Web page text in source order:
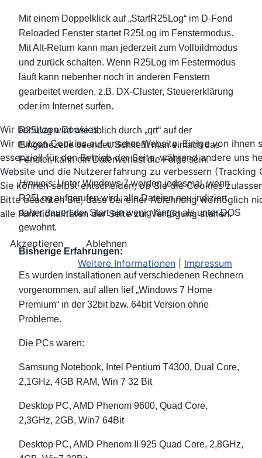
Mit einem Doppelklick auf „StartR25Log“ im D-Fend
Reloaded Fenster startet R25Log im Fenstermodus.
Mit Alt-Return kann man jederzeit zum Vollbildmodus
und zurück schalten. Wenn R25Log im Festermodus
läuft kann nebenher noch in anderen Fenstern
gearbeitet werden, z.B. DX-Cluster, Steuererklärung
oder im Internet surfen.
R25Log wird wie üblich durch „qrt“ auf der
Eingabezeile beendet. Schließt man einfach das
Fenster, kann ein Datenverlust die Folge sein.
Hinweis:Unter Windows 7 werden jedesmal, wenn
R25Log aufgerufen wird, alle Dateien neu indiziert,
daher dauert der Start ein wenig länger als unter DOS
gewohnt.
Bisherige Erfahrungen:
Es wurden Installationen auf verschiedenen Rechnern
vorgenommen, auf allen lief „Windows 7 Home
Premium“ in der 32bit bzw. 64bit Version ohne
Probleme.
Die PCs waren:
Samsung Notebook, Intel Pentium T4300, Dual Core,
2,1GHz, 4GB RAM, Win 7 32 Bit
Desktop PC, AMD Phenom 9600, Quad Core,
2,3GHz, 2GB, Win7 64Bit
Desktop PC, AMD Phenom II 925 Quad Core, 2,8GHz,
Wir benutzen Cookies
Wir nutzen Cookies auf unserer Website. Einige von ihnen
essenziell für den Betrieb der Seite, während andere uns
Website und die Nutzererfahrung zu verbessern (Tracking
Sie können selbst entscheiden, ob Sie die Cookies
Bitte beachten Sie, dass bei einer Ablehnung womöglich
alle Funktionalitäten der Seite zur Verfügung stehen.
Akzeptieren
Ablehnen
Weitere Informationen
Impressum